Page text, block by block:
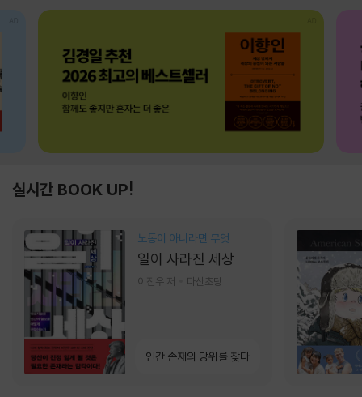
실시간 BOOK UP!
노동이 아니라면 무엇
일이 사라진 세상
이진우 저 다산초당
인간 존재의 당위를 찾다